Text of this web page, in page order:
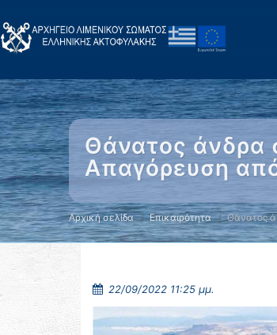
Θάνατος άνδρα
Απαγόρευση
Αρχική σελίδα Επικαιρότητα Θάνατος
22/09/2022 11:25 μμ.